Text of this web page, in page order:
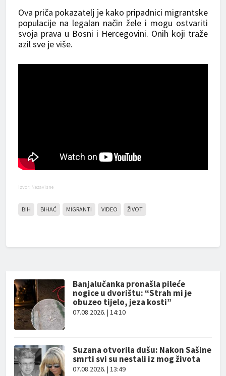
Ova priča pokazatelj je kako pripadnici migrantske
populacije na legalan način žele i mogu ostvariti
svoja prava u Bosni i Hercegovini. Onih koji traže
azil sve je više.
Izvor: Nezavisne
BIH BIHAĆ MIGRANTI VIDEO ŽIVOT
Banjalučanka pronašla pileće
nogice u dvorištu: “Strah mi je
obuzeo tijelo, jeza kosti”
07.08.2026. | 14:10
Suzana otvorila dušu: Nakon Sašine
smrti svi su nestali iz mog života
07.08.2026. | 13:49